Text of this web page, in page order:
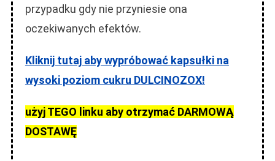
przypadku gdy nie przyniesie ona
oczekiwanych efektów.
Kliknij tutaj aby wypróbować kapsułki na
wysoki poziom cukru DULCINOZOX!
użyj TEGO linku aby otrzymać DARMOWĄ
DOSTAWĘ